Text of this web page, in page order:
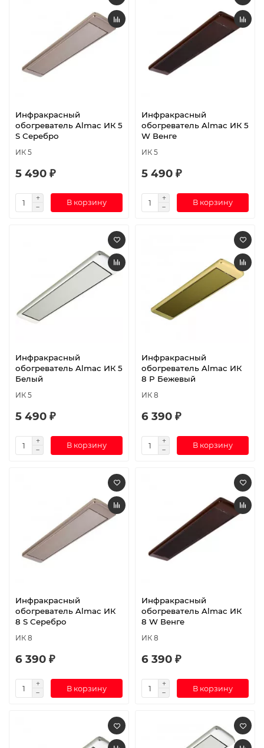
Инфракрасный
обогреватель Almac ИК 5
S Серебро
ИК 5
5 490 ₽
В корзину
Инфракрасный
обогреватель Almac ИК 5
W Венге
ИК 5
5 490 ₽
В корзину
Инфракрасный
обогреватель Almac ИК 5
Белый
ИК 5
5 490 ₽
В корзину
Инфракрасный
обогреватель Almac ИК
8 P Бежевый
ИК 8
6 390 ₽
В корзину
Инфракрасный
обогреватель Almac ИК
8 S Серебро
ИК 8
6 390 ₽
В корзину
Инфракрасный
обогреватель Almac ИК
8 W Венге
ИК 8
6 390 ₽
В корзину